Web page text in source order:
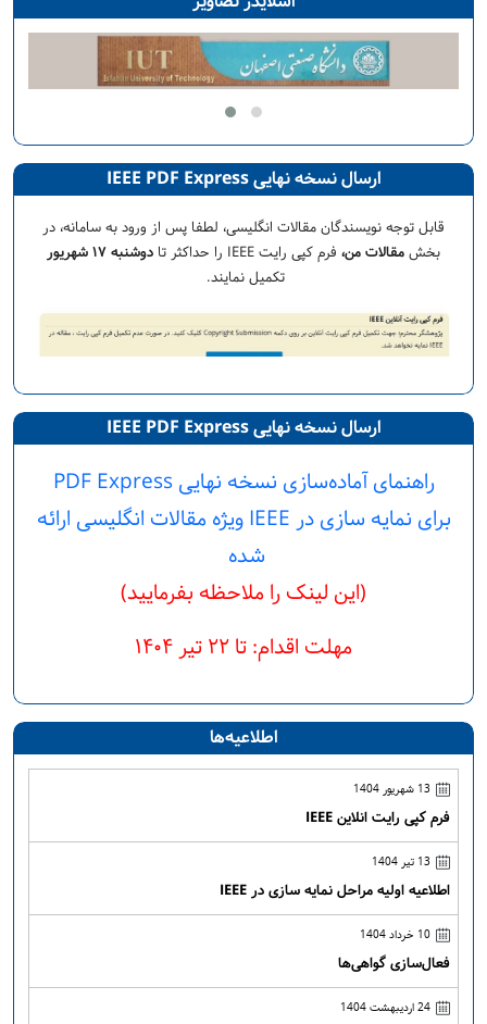
ارسال نسخه نهایی IEEE PDF Express
قابل توجه نویسندگان مقالات انگلیسی، لطفا پس از ورود به سامانه، در
بخش مقالات من، فرم کپی رایت IEEE را حداکثر تا
دوشنبه ۱۷ شهریور
تکمیل نمایند.
ارسال نسخه نهایی IEEE PDF Express
راهنمای آماده‌سازی نسخه نهایی PDF Express
برای نمایه سازی در IEEE ویژه مقالات انگلیسی ارائه
شده
(این لینک را ملاحظه بفرمایید)
مهلت اقدام: تا ۲۲ تیر ۱۴۰۴
اطلاعیه‌ها
13 شهریور 1404
فرم کپی رایت انلاین IEEE
13 تیر 1404
اطلاعیه اولیه مراحل نمایه سازی در IEEE
10 خرداد 1404
فعال‌سازی گواهی‌ها
24 اردیبهشت 1404